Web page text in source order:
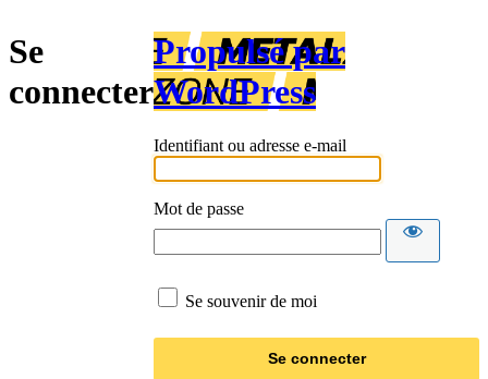
Se
connecter
Propulsé par
WordPress
Identifiant ou adresse e-mail
Mot de passe
Se souvenir de moi